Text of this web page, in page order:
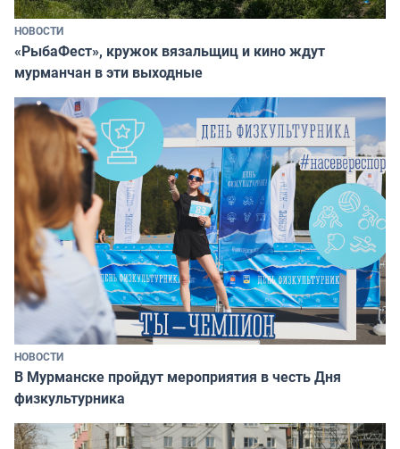
НОВОСТИ
«РыбаФест», кружок вязальщиц и кино ждут
мурманчан в эти выходные
НОВОСТИ
В Мурманске пройдут мероприятия в честь Дня
физкультурника